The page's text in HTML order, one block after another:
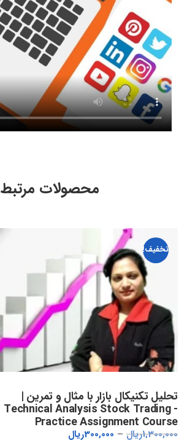
محصولات مرتبط
تخفیف!
تحلیل تکنیکال بازار با مثال و تمرین |
Technical Analysis Stock Trading -
Practice Assignment Course
1,300,000ریال 300,000ریال